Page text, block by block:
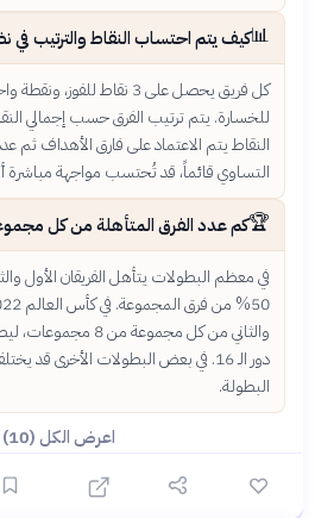
📊كيف يتم احتساب النقاط والترتيب
كل فريق يحصل على 3 نقاط
للخسارة. يتم ترتيب الفرق حسب إجمالي
النقاط يتم الاعتماد على فارق الأهداف ثم
التساوي قائماً، قد تُحتسب مواجهة مباشرة
🏆كم عدد الفرق المتأهلة من كل
في معظم البطولات يتأهل الفريقان الأول
دور الـ 16. في بعض البطولات الأخرى
البطولة.
اعرض الكل (10) ←